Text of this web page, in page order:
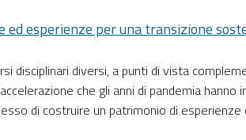
esperienze per una transizione
disciplinari diversi, a punti di vista
che gli anni di pandemia hanno
di costruire un patrimonio di esperienze